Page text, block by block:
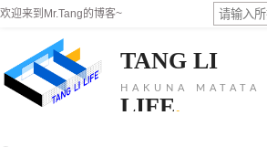
欢迎来到Mr.Tang的博客~
TANG LI
LIFE.
HAKUNA MATATA